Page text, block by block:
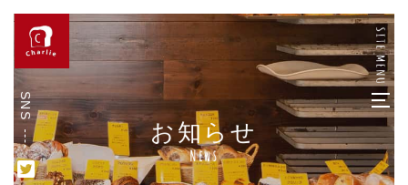
SNS
お知らせ
News